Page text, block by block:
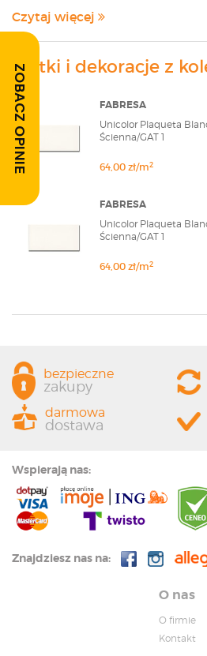
połączeniu z Unicolor Musgo
eleganckie płytki stworzą na
zachwyca swoimi kolekcjami
Plaqueta, Biselado czy Artisan to
które cieszyły się ogromną
ceramika Plaqueta królowała
sprzedających się produktów),
ceramiczne Plaqueta Blanco i
się być prawdziwym strzałem w
zachwyci i Ciebie! Sklep
Klientom wszystkie płytki z
na stronie sklepu nie znalazłeś
skontaktuj się z nami poprzez
wyceny lub wyślij maila na adres
sklep@modnydom24.pl
Czytaj więcej
Płytki i dekoracje z
FABRESA
Unicolor Plaqueta
Ścienna/GAT 1
64,00 zł/m2
FABRESA
Unicolor Plaqueta
Ścienna/GAT 1
64,00 zł/m2
ZOBACZ OPINIE
bezpieczne
zakupy
darmowa
dostawa
Wspierają nas:
Znajdziesz nas na:
O nas
O firmie
Kontakt